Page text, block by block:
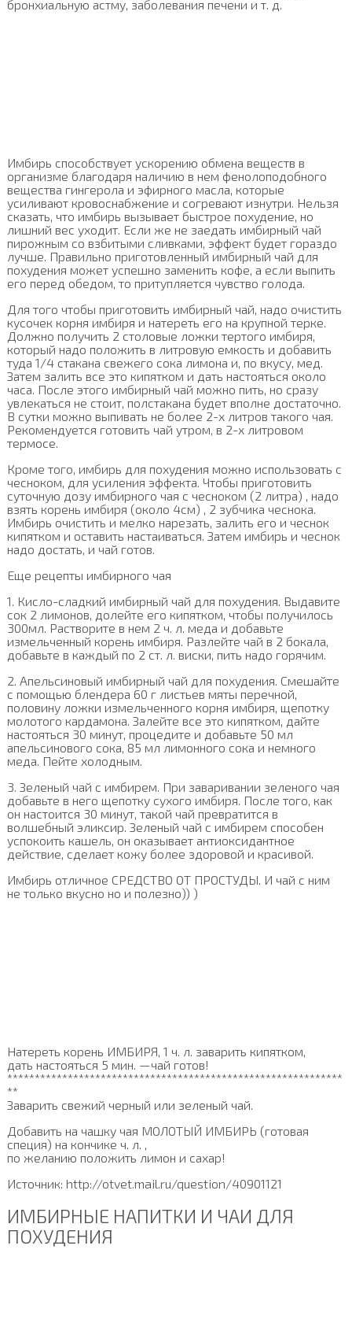
бронхиальную астму, заболевания печени и т. д.
Имбирь способствует ускорению обмена веществ в
организме благодаря наличию в нем фенолоподобного
вещества гингерола и эфирного масла, которые
усиливают кровоснабжение и согревают изнутри. Нельзя
сказать, что имбирь вызывает быстрое похудение, но
лишний вес уходит. Если же не заедать имбирный чай
пирожным со взбитыми сливками, эффект будет гораздо
лучше. Правильно приготовленный имбирный чай для
похудения может успешно заменить кофе, а если выпить
его перед обедом, то притупляется чувство голода.
Для того чтобы приготовить имбирный чай, надо очистить
кусочек корня имбиря и натереть его на крупной терке.
Должно получить 2 столовые ложки тертого имбиря,
который надо положить в литровую емкость и добавить
туда 1/4 стакана свежего сока лимона и, по вкусу, мед.
Затем залить все это кипятком и дать настояться около
часа. После этого имбирный чай можно пить, но сразу
увлекаться не стоит, полстакана будет вполне достаточно.
В сутки можно выпивать не более 2-х литров такого чая.
Рекомендуется готовить чай утром, в 2-х литровом
термосе.
Кроме того, имбирь для похудения можно использовать с
чесноком, для усиления эффекта. Чтобы приготовить
суточную дозу имбирного чая с чесноком (2 литра) , надо
взять корень имбиря (около 4см) , 2 зубчика чеснока.
Имбирь очистить и мелко нарезать, залить его и чеснок
кипятком и оставить настаиваться. Затем имбирь и чеснок
надо достать, и чай готов.
Еще рецепты имбирного чая
1. Кисло-сладкий имбирный чай для похудения. Выдавите
сок 2 лимонов, долейте его кипятком, чтобы получилось
300мл. Растворите в нем 2 ч. л. меда и добавьте
измельченный корень имбиря. Разлейте чай в 2 бокала,
добавьте в каждый по 2 ст. л. виски, пить надо горячим.
2. Апельсиновый имбирный чай для похудения. Смешайте
с помощью блендера 60 г листьев мяты перечной,
половину ложки измельченного корня имбиря, щепотку
молотого кардамона. Залейте все это кипятком, дайте
настояться 30 минут, процедите и добавьте 50 мл
апельсинового сока, 85 мл лимонного сока и немного
меда. Пейте холодным.
3. Зеленый чай с имбирем. При заваривании зеленого чая
добавьте в него щепотку сухого имбиря. После того, как
он настоится 30 минут, такой чай превратится в
волшебный эликсир. Зеленый чай с имбирем способен
успокоить кашель, он оказывает антиоксидантное
действие, сделает кожу более здоровой и красивой.
Имбирь отличное СРЕДСТВО ОТ ПРОСТУДЫ. И чай с ним
не только вкусно но и полезно)) )
Натереть корень ИМБИРЯ, 1 ч. л. заварить кипятком,
дать настояться 5 мин. —чай готов!
*************************************************************
**
Заварить свежий черный или зеленый чай.
Добавить на чашку чая МОЛОТЫЙ ИМБИРЬ (готовая
специя) на кончике ч. л. ,
по желанию положить лимон и сахар!
Источник: http://otvet.mail.ru/question/40901121
ИМБИРНЫЕ НАПИТКИ И ЧАИ ДЛЯ
ПОХУДЕНИЯ